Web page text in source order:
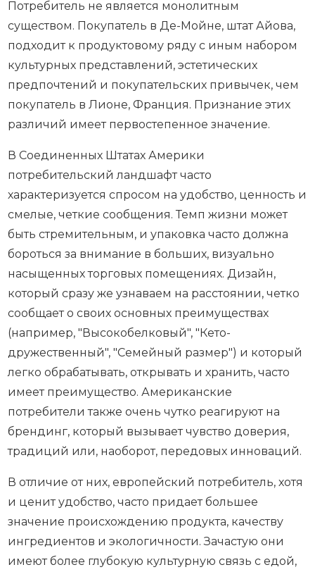
Потребитель не является монолитным
существом. Покупатель в Де-Мойне, штат Айова,
подходит к продуктовому ряду с иным набором
культурных представлений, эстетических
предпочтений и покупательских привычек, чем
покупатель в Лионе, Франция. Признание этих
различий имеет первостепенное значение.
В Соединенных Штатах Америки
потребительский ландшафт часто
характеризуется спросом на удобство, ценность и
смелые, четкие сообщения. Темп жизни может
быть стремительным, и упаковка часто должна
бороться за внимание в больших, визуально
насыщенных торговых помещениях. Дизайн,
который сразу же узнаваем на расстоянии, четко
сообщает о своих основных преимуществах
(например, "Высокобелковый", "Кето-
дружественный", "Семейный размер") и который
легко обрабатывать, открывать и хранить, часто
имеет преимущество. Американские
потребители также очень чутко реагируют на
брендинг, который вызывает чувство доверия,
традиций или, наоборот, передовых инноваций.
В отличие от них, европейский потребитель, хотя
и ценит удобство, часто придает большее
значение происхождению продукта, качеству
ингредиентов и экологичности. Зачастую они
имеют более глубокую культурную связь с едой,